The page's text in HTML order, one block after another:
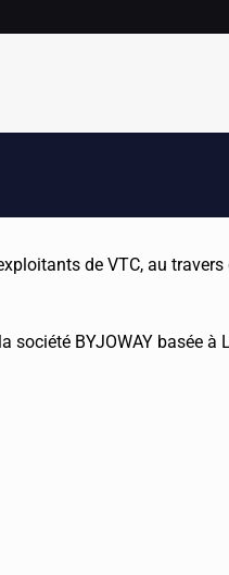
de VTC, au travers
société BYJOWAY basée à